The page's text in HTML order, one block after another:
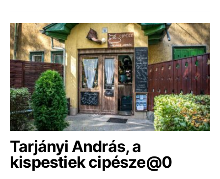
Tarjányi András, a
kispestiek cipésze@0